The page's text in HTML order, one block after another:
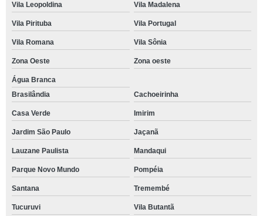
Vila Leopoldina Vila Madalena
Vila Pirituba Vila Portugal
Vila Romana Vila Sônia
Zona Oeste Zona oeste
Água Branca
Brasilândia
Cachoeirinha
Casa Verde Imirim
Jardim São Paulo Jaçanã
Lauzane Paulista Mandaqui
Parque Novo Mundo Pompéia
Santana Tremembé
Tucuruvi Vila Butantã